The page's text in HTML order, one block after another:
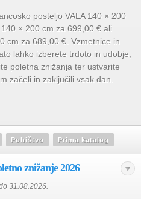
posteljo VALA 140 × 200
× 200 cm za 699,00 € ali
cm za 689,00 €. Vzmetnice in
lahko izberete trdoto in udobje,
poletna znižanja ter ustvarite
začeli in zaključili vsak dan.
Pohištvo Prima katalog
znižanje 2026
31.08.2026.